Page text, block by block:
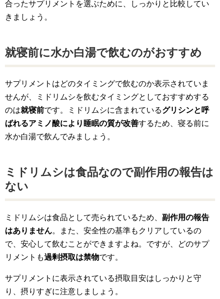
合ったサプリメントを選ぶために、しっかりと比較してい
きましょう。
就寝前に水か白湯で飲むのがおすすめ
サプリメントはどのタイミングで飲むのか表示されていま
せんが、ミドリムシを飲むタイミングとしておすすめする
のは就寝前です。ミドリムシに含まれているグリシンと呼
ばれるアミノ酸により睡眠の質が改善するため、寝る前に
水か白湯で飲んでみましょう。
ミドリムシは食品なので副作用の報告は
ない
ミドリムシは食品として売られているため、 副作用の報告
はありません。また、安全性の基準もクリアしているの
で、安心して飲むことができますよね。ですが、どのサプ
リメントも過剰摂取は禁物です。
サプリメントに表示されている摂取目安はしっかりと守
り、摂りすぎに注意しましょう。